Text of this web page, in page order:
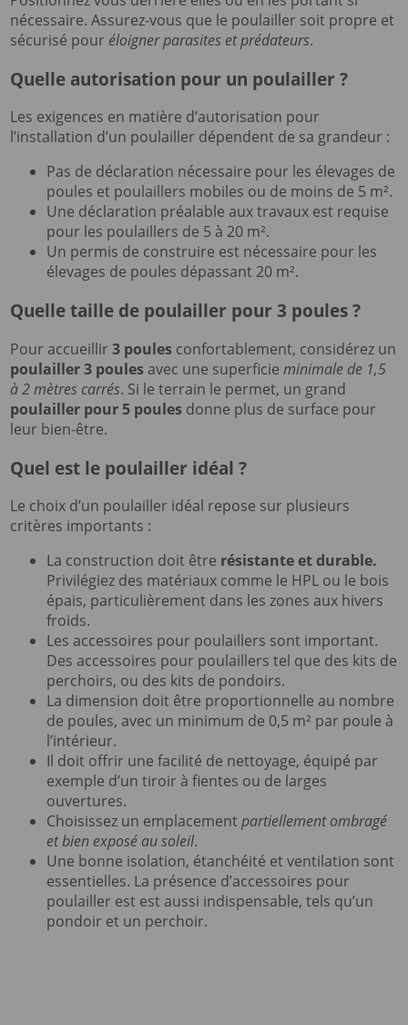
nécessaire. Assurez-vous que le poulailler soit propre et
sécurisé pour éloigner parasites et prédateurs.
Quelle autorisation pour un poulailler ?
Les exigences en matière d’autorisation pour
l’installation d’un poulailler dépendent de sa grandeur :
Pas de déclaration nécessaire pour les élevages de
poules et poulaillers mobiles ou de moins de 5 m².
Une déclaration préalable aux travaux est requise
pour les poulaillers de 5 à 20 m².
Un permis de construire est nécessaire pour les
élevages de poules dépassant 20 m².
Quelle taille de poulailler pour 3 poules ?
Pour accueillir3 poules confortablement, considérez un
poulailler 3 poules avec une superficieminimale de 1,5
à 2 mètres carrés. Si le terrain le permet, un grand
poulailler pour 5 poules donne plus de surface pour
leur bien-être.
Quel est le poulailler idéal ?
Le choix d’un poulailler idéal repose sur plusieurs
critères importants :
La construction doit être résistante et durable.
Privilégiez des matériaux comme le HPL ou le bois
épais, particulièrement dans les zones aux hivers
froids.
Les accessoires pour poulaillers sont important.
Des accessoires pour poulaillers tel que des kits de
perchoirs, ou des kits de pondoirs.
La dimension doit être proportionnelle au nombre
de poules, avec un minimum de 0,5 m² par poule à
l’intérieur.
Il doit offrir une facilité de nettoyage, équipé par
exemple d’un tiroir à fientes ou de larges
ouvertures.
Choisissez un emplacementpartiellement ombragé
et bien exposé au soleil.
Une bonne isolation, étanchéité et ventilation sont
essentielles. La présence d’accessoires pour
poulailler est est aussi indispensable, tels qu’un
pondoir et un perchoir.